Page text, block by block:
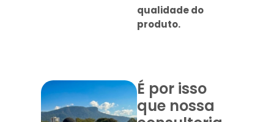
qualidade do
produto.
É por isso
que nossa